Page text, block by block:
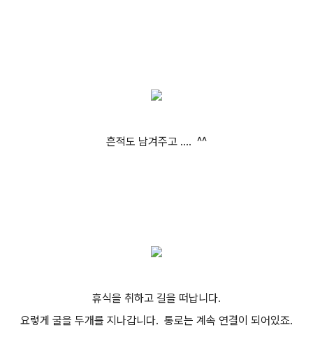
흔적도 남겨주고 .... ^^
휴식을 취하고 길을 떠납니다.
요렇게 굴을 두개를 지나갑니다. 통로는 계속 연결이 되어있죠.